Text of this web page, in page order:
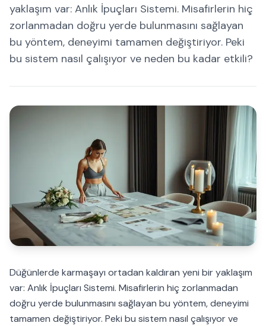
yaklaşım var: Anlık İpuçları Sistemi. Misafirlerin hiç
zorlanmadan doğru yerde bulunmasını sağlayan
bu yöntem, deneyimi tamamen değiştiriyor. Peki
bu sistem nasıl çalışıyor ve neden bu kadar etkili?
Düğünlerde karmaşayı ortadan kaldıran yeni bir yaklaşım
var: Anlık İpuçları Sistemi. Misafirlerin hiç zorlanmadan
doğru yerde bulunmasını sağlayan bu yöntem, deneyimi
tamamen değiştiriyor. Peki bu sistem nasıl çalışıyor ve